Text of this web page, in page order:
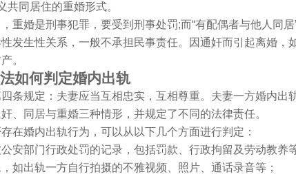
同居住的重婚形式。
婚是刑事犯罪，要受到刑事处罚;而“有配偶者与他人同居
发生性关系，一般不承担民事责任。因通奸而引起离婚
。
何判定婚内出轨
规定：夫妻应当互相忠实，互相尊重。夫妻一方婚内出
、同居与重婚三种情形，并规定了不同的法律责任。
婚内出轨行为，可以从以下几个方面进行判定：
部门行政处罚的记录，包括罚款、行政拘留及劳动教养
出轨一方自行拍摄的不雅视频、照片、通话录音等；